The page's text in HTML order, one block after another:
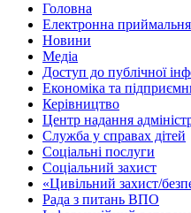
Головна
Електронна приймальня
Новини
Медіа
Доступ до публічної
Економіка та
Керівництво
Центр надання
Служба у справах дітей
Соціальні послуги
Соціальний захист
«Цивільний захист/
Рада з питань ВПО